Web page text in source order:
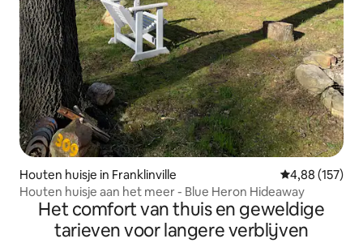
Houten huisje in Franklinville Gemiddelde
4,88 (157)
Houten huisje aan het meer - Blue Heron Hideaway
Het comfort van thuis en geweldige
tarieven voor langere verblijven